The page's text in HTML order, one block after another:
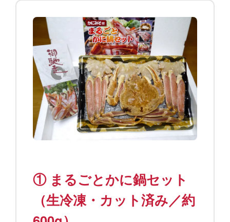
① まるごとかに鍋セット
（生冷凍・カット済み／約